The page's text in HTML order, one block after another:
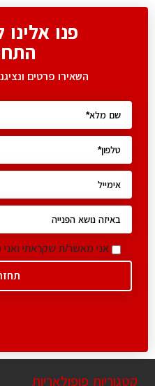
פנו
השאירו פרטים
אני מאשר/ת שקראתי ואני
קטגוריות פופולאריות